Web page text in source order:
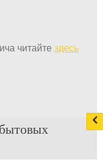
читайте здесь